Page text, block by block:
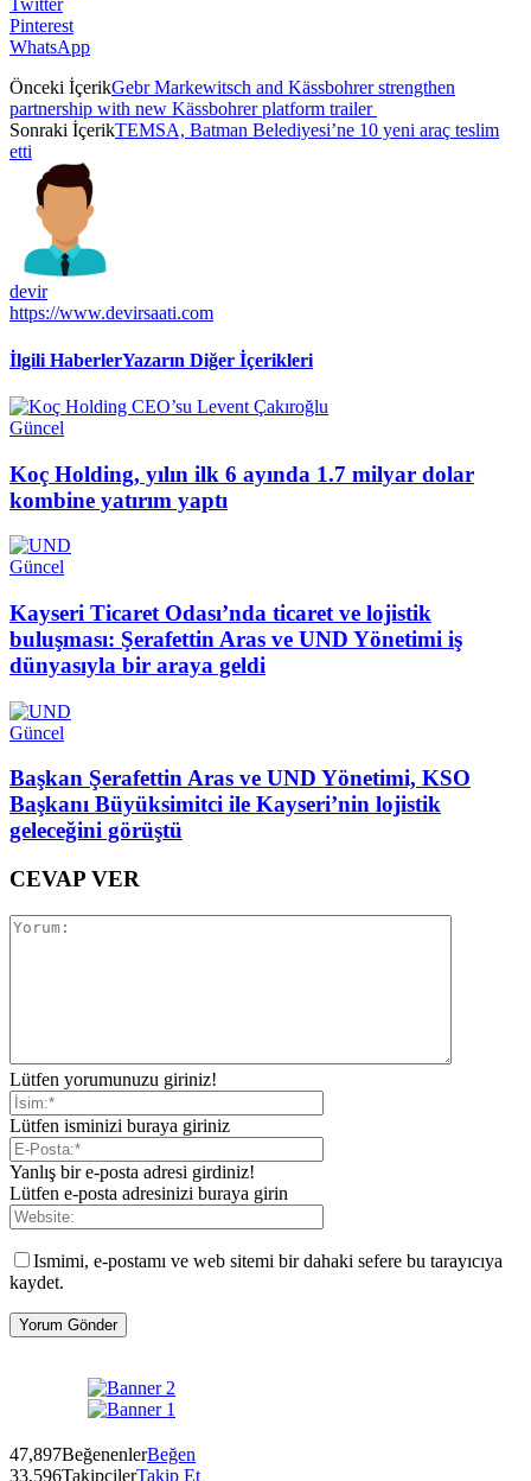
Twitter
Pinterest
WhatsApp
Önceki İçerikGebr Markewitsch and Kässbohrer strengthen
partnership with new Kässbohrer platform trailer
Sonraki İçerikTEMSA, Batman Belediyesi’ne 10 yeni araç teslim
etti
devir
https://www.devirsaati.com
İlgili HaberlerYazarın Diğer İçerikleri
Güncel
Koç Holding, yılın ilk 6 ayında 1.7 milyar dolar
kombine yatırım yaptı
Güncel
Kayseri Ticaret Odası’nda ticaret ve lojistik
buluşması: Şerafettin Aras ve UND Yönetimi iş
dünyasıyla bir araya geldi
Güncel
Başkan Şerafettin Aras ve UND Yönetimi, KSO
Başkanı Büyüksimitci ile Kayseri’nin lojistik
geleceğini görüştü
CEVAP VER
Lütfen yorumunuzu giriniz!
Lütfen isminizi buraya giriniz
Yanlış bir e-posta adresi girdiniz!
Lütfen e-posta adresinizi buraya girin
Ismimi, e-postamı ve web sitemi bir dahaki sefere bu tarayıcıya
kaydet.
47,897BeğenenlerBeğen
33,596TakipçilerTakip Et